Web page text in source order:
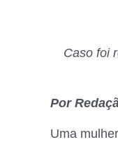
Caso foi
Por
Uma